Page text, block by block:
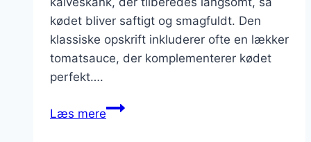
kødet bliver saftigt og smagfuldt. Den
klassiske opskrift inkluderer ofte en lækker
tomatsauce, der komplementerer kødet
perfekt….
Læs mereKlassisk